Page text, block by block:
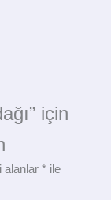
için
alanlar * ile